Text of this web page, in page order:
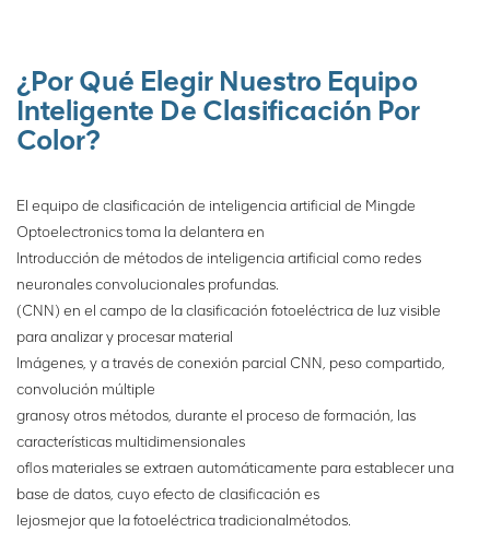
neuronal convolucional, etc.,
establece un modelo de
reconocimiento , identifica
minerales y escombros, y
los minerales.
¿Por Qué Elegir Nuestro Equipo
Inteligente De Clasificación Por
Color?
El equipo de clasificación de inteligencia artificial de Mingde
Optoelectronics toma la delantera en
Introducción de métodos de inteligencia artificial como redes
neuronales convolucionales profundas.
(CNN) en el campo de la clasificación fotoeléctrica de luz visible
para analizar y procesar material
Imágenes, y a través de conexión parcial CNN, peso compartido,
convolución múltiple
granosy otros métodos, durante el proceso de formación, las
características multidimensionales
oflos materiales se extraen automáticamente para establecer una
base de datos, cuyo efecto de clasificación es
lejosmejor que la fotoeléctrica tradicionalmétodos.